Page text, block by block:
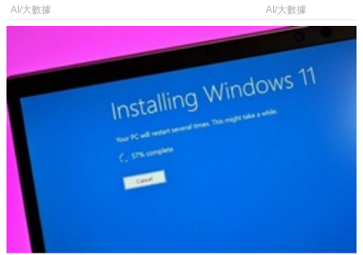
年家人
AI/大數據 AI/大數據